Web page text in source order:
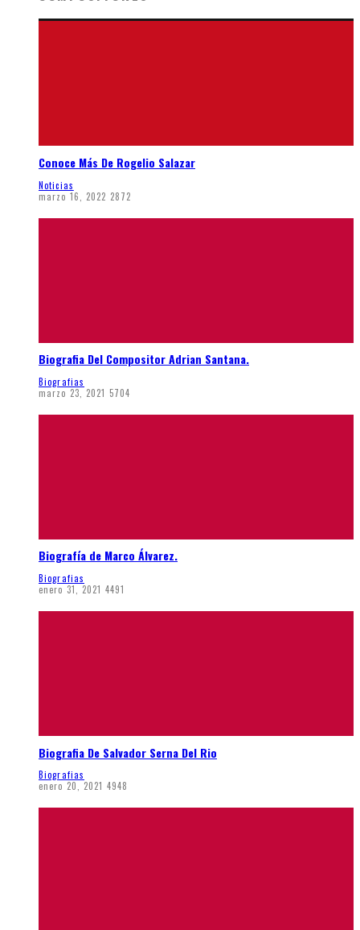
Conoce Más De Rogelio Salazar
Noticias
marzo 16, 2022 2872
Biografia Del Compositor Adrian Santana.
Biografias
marzo 23, 2021 5704
Biografía de Marco Álvarez.
Biografias
enero 31, 2021 4491
Biografia De Salvador Serna Del Rio
Biografias
enero 20, 2021 4948